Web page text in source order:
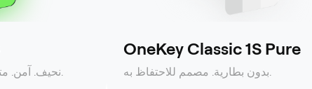
نحيف. آمن. متوافق للغاية. حراسة ذاتية سهلة.
OneKey Classic 1S Pure
بدون بطارية. مصمم للاحتفاظ به.